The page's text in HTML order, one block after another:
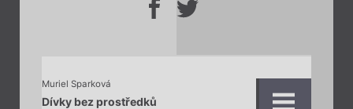
Muriel Sparková
Dívky bez prostředků